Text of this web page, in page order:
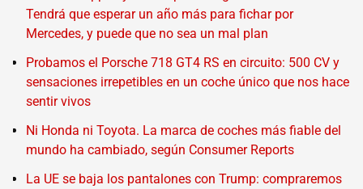
Tendrá que esperar un año más para fichar por
Mercedes, y puede que no sea un mal plan
Probamos el Porsche 718 GT4 RS en circuito: 500 CV y
sensaciones irrepetibles en un coche único que nos hace
sentir vivos
Ni Honda ni Toyota. La marca de coches más fiable del
mundo ha cambiado, según Consumer Reports
La UE se baja los pantalones con Trump: compraremos